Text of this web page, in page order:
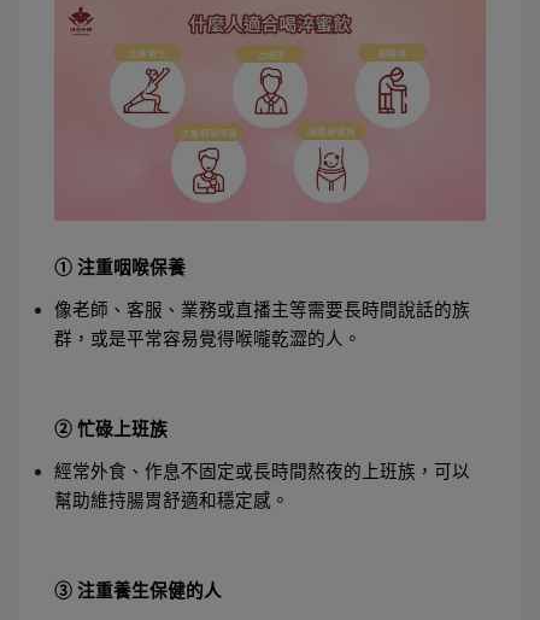
① 注重咽喉保養
像老師、客服、業務或直播主等需要長時間說話的族
群，或是平常容易覺得喉嚨乾澀的人。
② 忙碌上班族
經常外食、作息不固定或長時間熬夜的上班族，可以
幫助維持腸胃舒適和穩定感。
③ 注重養生保健的人